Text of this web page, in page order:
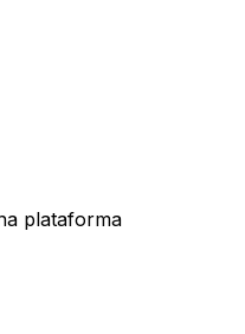
plataforma